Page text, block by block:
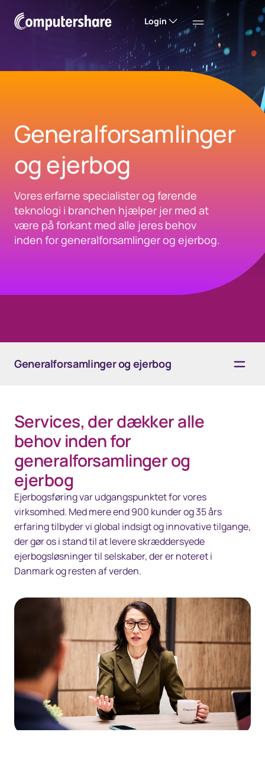
Login
Generalforsamlinger
og ejerbog
Vores erfarne specialister og førende
teknologi i branchen hjælper jer med at
være på forkant med alle jeres behov
inden for generalforsamlinger og ejerbog.
Generalforsamlinger og ejerbog
Løsninger
Teknologi
Ressourcer
Kontakt os
Services, der dækker alle
behov inden for
generalforsamlinger og
ejerbog
Ejerbogsføring var udgangspunktet for vores
virksomhed. Med mere end 900 kunder og 35 års
erfaring tilbyder vi global indsigt og innovative tilgange,
der gør os i stand til at levere skræddersyede
ejerbogsløsninger til selskaber, der er noteret i
Danmark og resten af verden.